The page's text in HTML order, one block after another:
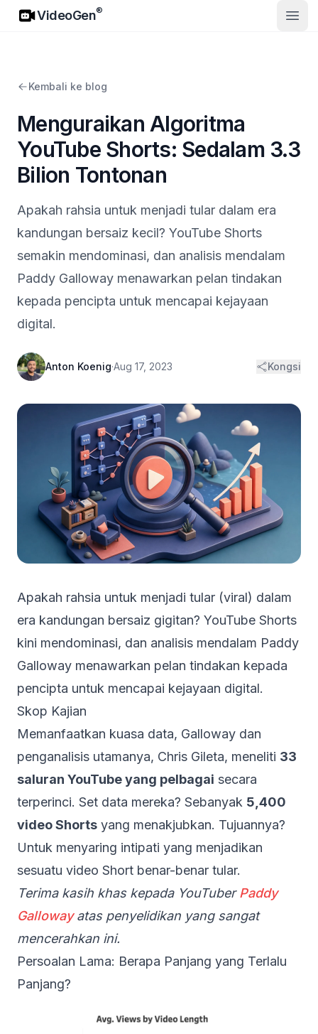
VideoGen
VideoGen®
Buka
Kembali ke blog
Menguraikan Algoritma
YouTube Shorts: Sedalam 3.3
Bilion Tontonan
Apakah rahsia untuk menjadi tular dalam era
kandungan bersaiz kecil? YouTube Shorts
semakin mendominasi, dan analisis mendalam
Paddy Galloway menawarkan pelan tindakan
kepada pencipta untuk mencapai kejayaan
digital.
Anton Koenig·Aug 17, 2023 Kongsi
Apakah rahsia untuk menjadi tular (viral) dalam
era kandungan bersaiz gigitan? YouTube Shorts
kini mendominasi, dan analisis mendalam Paddy
Galloway menawarkan pelan tindakan kepada
pencipta untuk mencapai kejayaan digital.
Skop Kajian
Memanfaatkan kuasa data, Galloway dan
penganalisis utamanya, Chris Gileta, meneliti 33
saluran YouTube yang pelbagai secara
terperinci. Set data mereka? Sebanyak 5,400
video Shorts yang menakjubkan. Tujuannya?
Untuk menyaring intipati yang menjadikan
sesuatu video Short benar-benar tular.
Terima kasih khas kepada YouTuberPaddy
Gallowayatas penyelidikan yang sangat
mencerahkan ini.
Persoalan Lama: Berapa Panjang yang Terlalu
Panjang?